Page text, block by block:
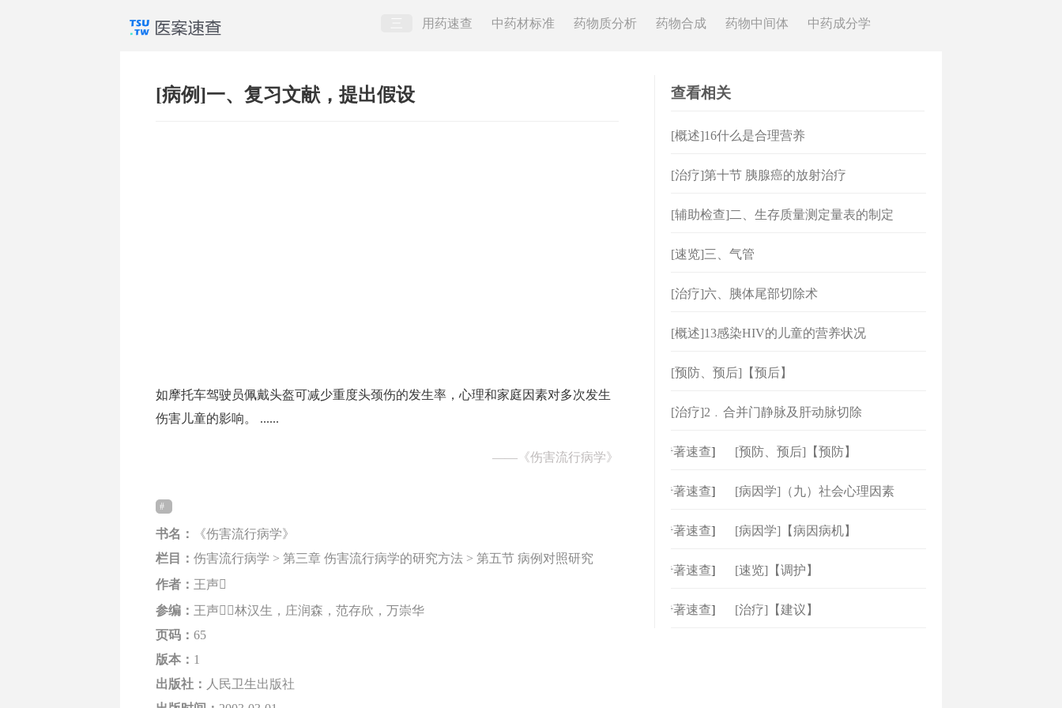
用药速查 中药材标准 药物质分析 药物合成 药物中间体 中药成分学
[病例]一、复习文献，提出假设
如摩托车驾驶员佩戴头盔可减少重度头颈伤的发生率，心理和家庭因素对多次发生
伤害儿童的影响。 ......
—— 《伤害流行病学》
书名：
《伤害流行病学》
栏目： 伤害流行病学 > 第三章 伤害流行病学的研究方法 > 第五节 病例对照研究
作者： 王声
参编： 王声，林汉生，庄润森，范存欣，万崇华
页码： 65
版本： 1
出版社： 人民卫生出版社
查看相关
[概述]16什么是合理营养
[治疗]第十节 胰腺癌的放射治疗
[辅助检查]二、生存质量测定量表的制定
[速览]三、气管
[治疗]六、胰体尾部切除术
[概述]13感染HIV的儿童的营养状况
[预防、预后]【预后】
[治疗]2﹒合并门静脉及肝动脉切除
专著速查] [预防、预后]【预防】
专著速查] [病因学]（九）社会心理因素
专著速查] [病因学]【病因病机】
专著速查] [速览]【调护】
专著速查] [治疗]【建议】